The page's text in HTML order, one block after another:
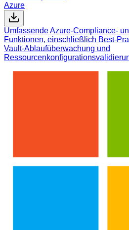
Azure
Umfassende Azure-Compliance-
Funktionen, einschließlich Best-
Vault-Ablaufüberwachung und